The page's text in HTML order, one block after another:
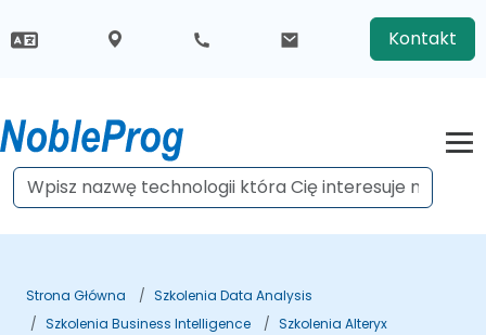
Kontakt
Strona Główna
Szkolenia Data Analysis
Szkolenia Business Intelligence
Szkolenia Alteryx